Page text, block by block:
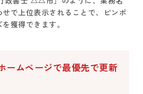
せで上位表示されることで、ピンポ
獲得できます。
ームページで最優先で更新